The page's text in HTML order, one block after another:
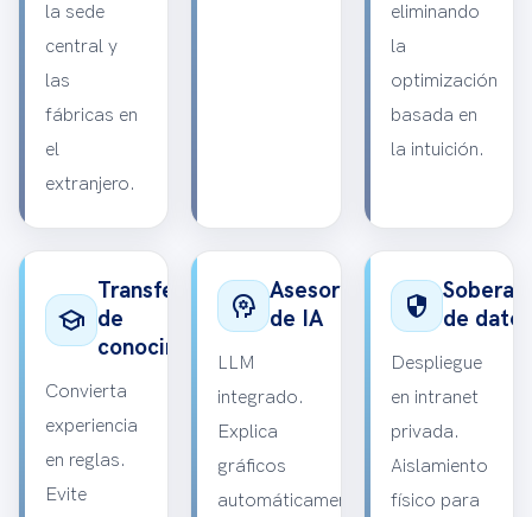
la sede
central y
las
fábricas en
el
extranjero.
eliminando
la
optimización
basada en
la intuición.
school
Transferencia
de
conocimiento
Convierta
experiencia
en reglas.
Evite
psychology Asesor
de IA
LLM
integrado.
Explica
gráficos
automáticamente
security de datos
Despliegue
en intranet
privada.
Aislamiento
físico para